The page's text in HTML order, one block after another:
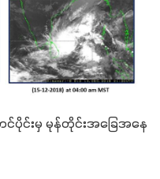
ပိုင်းမှ မုန်တိုင်းအခြေအနေ